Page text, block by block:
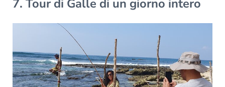
7. Tour di Galle di un giorno intero